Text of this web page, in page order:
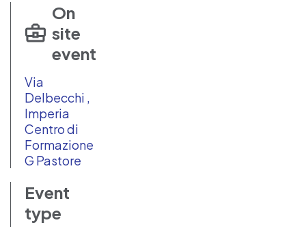
On
site
event
Via
Delbecchi ,
Imperia
Centro di
Formazione
G Pastore
Event
type